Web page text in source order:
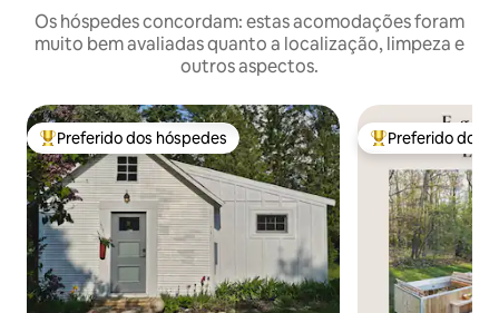
Os hóspedes concordam: estas acomodações foram
muito bem avaliadas quanto a localização, limpeza e
outros aspectos.
Entre os melhores preferidos dos hóspedes
Preferido dos hóspedes Entre os
Preferido dos